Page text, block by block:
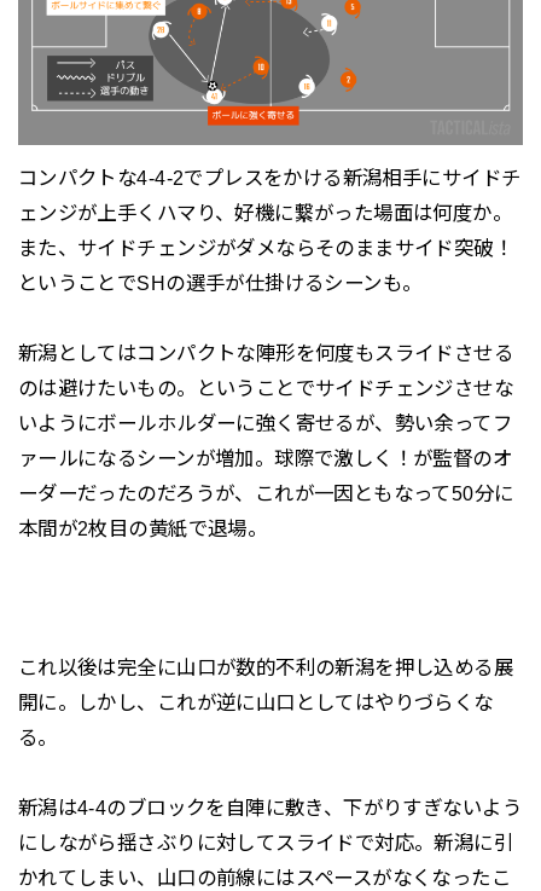
コンパクトな4-4-2でプレスをかける新潟相手にサイドチ
ェンジが上手くハマり、好機に繋がった場面は何度か。
また、サイドチェンジがダメならそのままサイド突破！
ということでSHの選手が仕掛けるシーンも。
新潟としてはコンパクトな陣形を何度もスライドさせる
のは避けたいもの。ということでサイドチェンジさせな
いようにボールホルダーに強く寄せるが、勢い余ってフ
ァールになるシーンが増加。球際で激しく！が監督のオ
ーダーだったのだろうが、これが一因ともなって50分に
本間が2枚目の黄紙で退場。
これ以後は完全に山口が数的不利の新潟を押し込める展
開に。しかし、これが逆に山口としてはやりづらくな
る。
新潟は4-4のブロックを自陣に敷き、下がりすぎないよう
にしながら揺さぶりに対してスライドで対応。新潟に引
かれてしまい、山口の前線にはスペースがなくなったこ